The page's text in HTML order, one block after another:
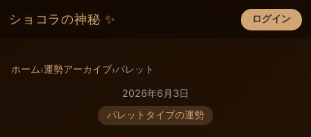
ショコラの神秘 ✨ ログイン
×
ホーム›運勢アーカイブ›パレット
2026年6月3日
パレットタイプの運勢